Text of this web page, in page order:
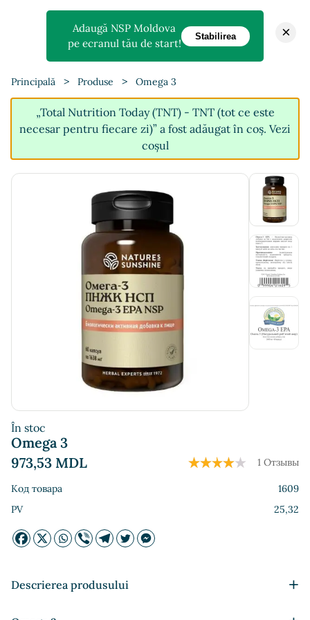
Principală > Produse > Omega 3
„Total Nutrition Today (TNT) - TNT (tot ce este
necesar pentru fiecare zi)” a fost adăugat în coș. Vezi
coșul
În stoc
Omega 3
973,53 MDL 1 Отзывы
Код товара
1609
PV
25,32
Descrierea produsului +
Adaugă NSP Moldova
pe ecranul tău de start!
Stabilirea ×